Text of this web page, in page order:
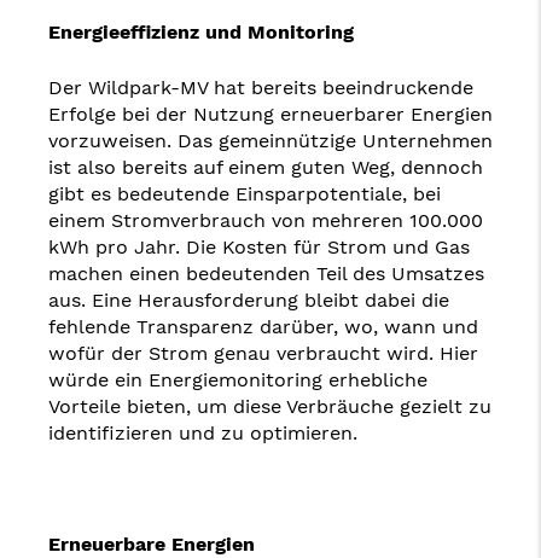
Energieeffizienz und Monitoring
Der Wildpark-MV hat bereits beeindruckende
Erfolge bei der Nutzung erneuerbarer Energien
vorzuweisen. Das gemeinnützige Unternehmen
ist also bereits auf einem guten Weg, dennoch
gibt es bedeutende Einsparpotentiale, bei
einem Stromverbrauch von mehreren 100.000
kWh pro Jahr. Die Kosten für Strom und Gas
machen einen bedeutenden Teil des Umsatzes
aus. Eine Herausforderung bleibt dabei die
fehlende Transparenz darüber, wo, wann und
wofür der Strom genau verbraucht wird. Hier
würde ein Energiemonitoring erhebliche
Vorteile bieten, um diese Verbräuche gezielt zu
identifizieren und zu optimieren.
Erneuerbare Energien